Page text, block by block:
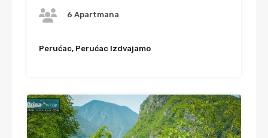
6 Apartmana
Perućac, Perućac Izdvajamo